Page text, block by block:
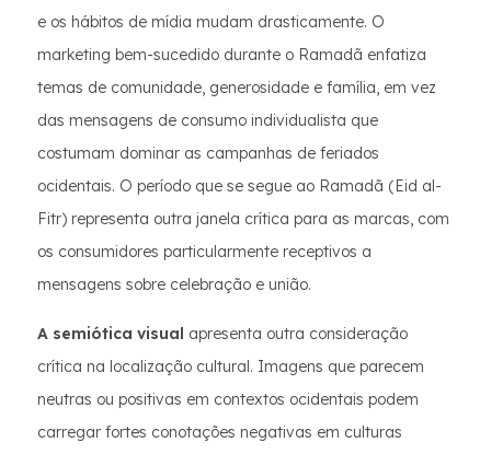
e os hábitos de mídia mudam drasticamente. O
marketing bem-sucedido durante o Ramadã enfatiza
temas de comunidade, generosidade e família, em vez
das mensagens de consumo individualista que
costumam dominar as campanhas de feriados
ocidentais. O período que se segue ao Ramadã (Eid al-
Fitr) representa outra janela crítica para as marcas, com
os consumidores particularmente receptivos a
mensagens sobre celebração e união.
A semiótica visual apresenta outra consideração
crítica na localização cultural. Imagens que parecem
neutras ou positivas em contextos ocidentais podem
carregar fortes conotações negativas em culturas